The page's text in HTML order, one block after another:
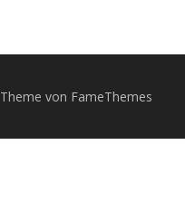
Theme von FameThemes